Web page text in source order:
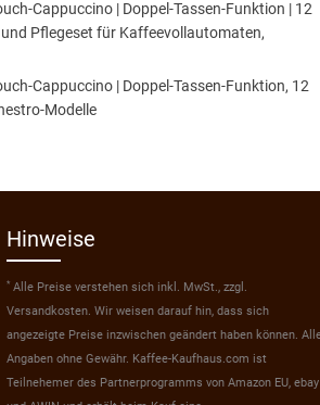
Cappuccino | Doppel-Tassen-Funktion | 12
Pflegeset für Kaffeevollautomaten,
Cappuccino | Doppel-Tassen-Funktion, 12
Modelle
Hinweise
* Alle Preise verstehen sich inkl. MwSt., zzgl.
Versandkosten. Wir weisen darauf hin, dass sich
angezeigte Preise inzwischen geändert haben können.
Angaben ohne Gewähr. Kaffee-Kaufhaus.com ist
Teilnehemer des Partnerprogramms von Amazon EU, ebay